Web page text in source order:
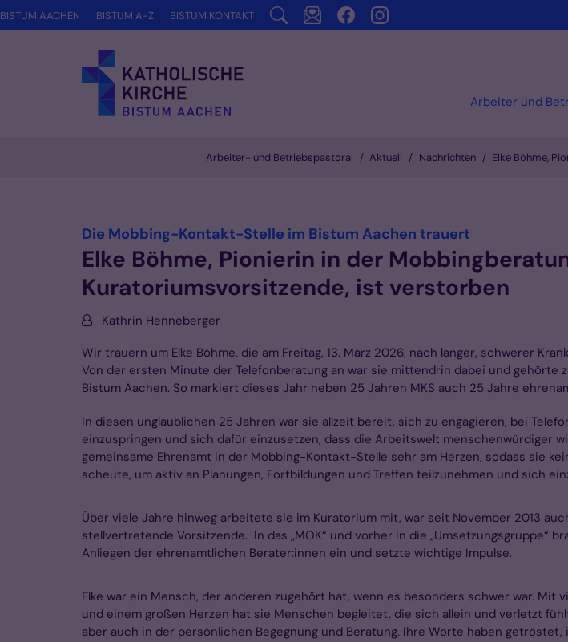
Zum Inhalt springen
Arbeiter und
BISTUM AACHEN BISTUM A-Z BISTUM KONTAKT
Arbeiter- und Betriebspastoral Aktuell Nachrichten Elke Böhme,
Die Mobbing-Kontakt-Stelle im Bistum Aachen trauert
Elke Böhme, Pionierin in der
Kuratoriumsvorsitzende, ist verstorben
Von:Kathrin Henneberger
Wir trauern um Elke Böhme, die am Freitag, 13. März 2026, nach langer, schwerer
Von der ersten Minute der Telefonberatung an war sie mittendrin dabei und
Bistum Aachen. So markiert dieses Jahr neben 25 Jahren MKS auch 25 Jahre
In diesen unglaublichen 25 Jahren war sie allzeit bereit, sich zu engagieren, bei
einzuspringen und sich dafür einzusetzen, dass die Arbeitswelt menschenwürdiger
gemeinsame Ehrenamt in der Mobbing-Kontakt-Stelle sehr am Herzen, sodass sie
scheute, um aktiv an Planungen, Fortbildungen und Treffen teilzunehmen und sich
Über viele Jahre hinweg arbeitete sie im Kuratorium mit, war seit November 2013
stellvertretende Vorsitzende. In das „MOK“ und vorher in die „Umsetzungsgruppe“
Anliegen der ehrenamtlichen Berater:innen ein und setzte wichtige Impulse.
Elke war ein Mensch, der anderen zugehört hat, wenn es besonders schwer war. Mit
und einem großen Herzen hat sie Menschen begleitet, die sich allein und verletzt
aber auch in der persönlichen Begegnung und Beratung. Ihre Worte haben getröstet,